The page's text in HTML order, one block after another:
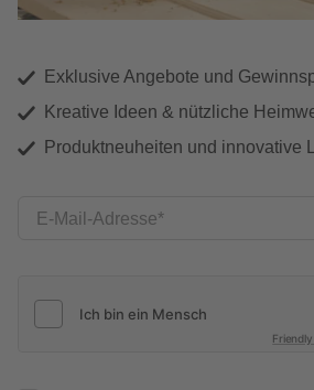
Exklusive Angebote und
Kreative Ideen & nützliche
Produktneuheiten und innovative
E-Mail-Adresse